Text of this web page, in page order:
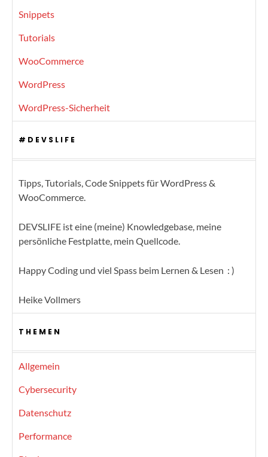
Snippets
Tutorials
WooCommerce
WordPress
WordPress-Sicherheit
#DEVSLIFE
Tipps, Tutorials, Code Snippets für WordPress &
WooCommerce.
DEVSLIFE ist eine (meine) Knowledgebase, meine
persönliche Festplatte, mein Quellcode.
Happy Coding und viel Spass beim Lernen & Lesen : )
Heike Vollmers
THEMEN
Allgemein
Cybersecurity
Datenschutz
Performance